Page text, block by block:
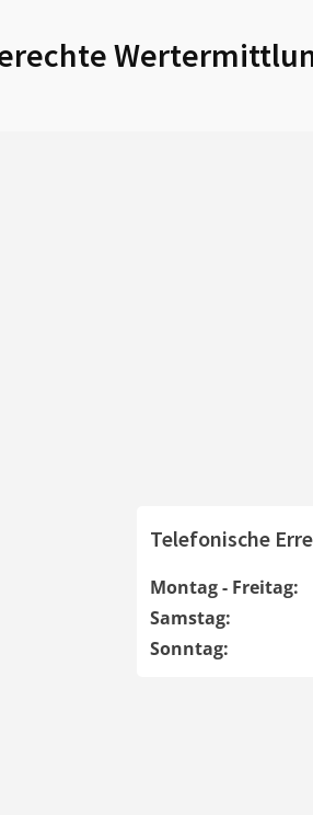
Telefonische
Montag - Freitag:
Samstag:
Sonntag: